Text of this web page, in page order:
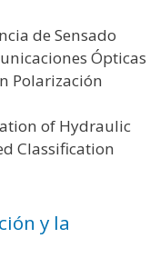
de Sensado
Ópticas
Polarización
of Hydraulic
Classification
y la